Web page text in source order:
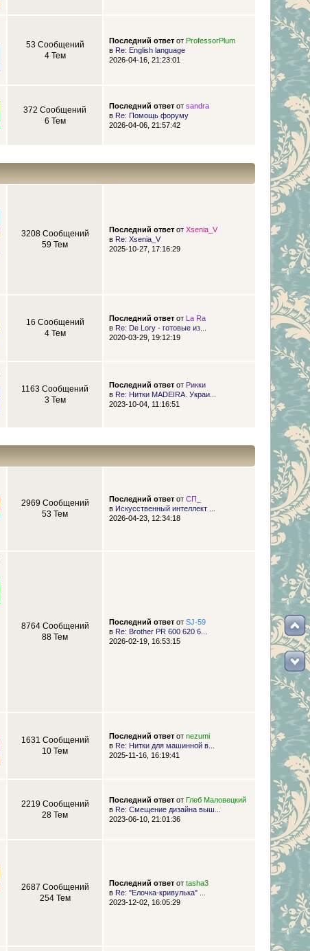
53 Сообщений
4 Тем
Последний ответот ProfessorPlum
в Re: English language
2026-04-16, 21:23:01
372 Сообщений
6 Тем
Последний ответот sandra
в Re: Помощь форуму
2026-04-06, 21:57:42
3208 Сообщений
59 Тем
Последний ответот Xsenia_V
в Re: Xsenia_V
2025-10-27, 17:16:29
16 Сообщений
4 Тем
Последний ответот
La Ra
в Re: De Lory - готовые из...
2020-03-29, 19:12:19
1163 Сообщений
3 Тем
Последний ответот Рикки
в Re: Нитки MADEIRA. Украи...
2023-10-04, 11:16:51
2969 Сообщений
53 Тем
Последний ответот СП_
в Искусственный интеллект ...
2026-04-23, 12:34:18
8764 Сообщений
88 Тем
Последний ответот SJ-59
в Re: Brother PR 600 620 6...
2026-02-19, 16:53:15
1631 Сообщений
10 Тем
Последний ответот nezumi
в Re: Нитки для машинной в...
2025-11-16, 16:19:41
2219 Сообщений
28 Тем
Последний ответот Глеб Маловецкий
в Re: Смещение дизайна выш...
2023-06-10, 21:01:36
2687 Сообщений
254 Тем
Последний ответот tasha3
в Re: "Елочка-кривулька" ...
2023-12-02, 16:05:29